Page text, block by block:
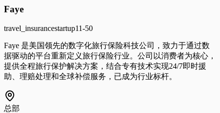
Faye
travel_insurancestartup11-50
Faye 是美国领先的数字化旅行保险科技公司，致力于通过数
据驱动的平台重新定义旅行保险行业。公司以消费者为核心，
提供全程旅行保护解决方案，结合专有技术实现24/7即时援
助、理赔处理和全球补偿服务，已成为行业标杆。
总部